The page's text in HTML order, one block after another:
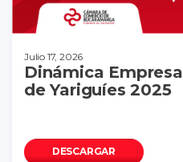
Julio 17, 2026
Dinámica
de Yariguíes 2025
DESCARGAR